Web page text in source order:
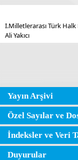
I.Milletlerarası Türk
Ali Yakıcı
Yayın Arşivi
Özel Sayılar ve
İndeksler ve Veri
Duyurular